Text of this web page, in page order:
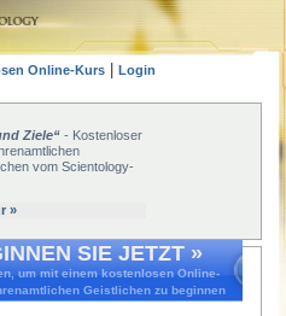
Online-Kurs Login
Ziele“ - Kostenloser
vom Scientology-
»
SIE JETZT »
um mit einem kostenlosen Online-
Geistlichen zu beginnen